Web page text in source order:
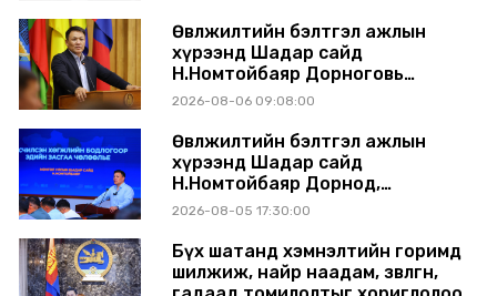
Өвөлжилтийн бэлтгэл ажлын
хүрээнд Шадар сайд
Н.Номтойбаяр Дорноговь
аймагт ажиллав
2026-08-06 09:08:00
Өвөлжилтийн бэлтгэл ажлын
хүрээнд Шадар сайд
Н.Номтойбаяр Дорнод,
Сүхбаатар аймагт ажиллав
2026-08-05 17:30:00
Бүх шатанд хэмнэлтийн горимд
шилжиж, найр наадам, зөвлөгөөн,